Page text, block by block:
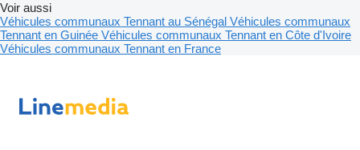
Voir aussi
Véhicules communaux Tennant au Sénégal Véhicules communaux
Tennant en Guinée Véhicules communaux Tennant en Côte d'Ivoire
Véhicules communaux Tennant en France